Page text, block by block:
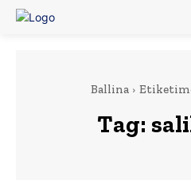
Ballina
Tag: